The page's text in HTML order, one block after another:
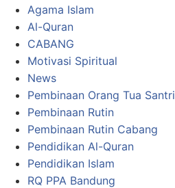
Agama Islam
Al-Quran
CABANG
Motivasi Spiritual
News
Pembinaan Orang Tua Santri
Pembinaan Rutin
Pembinaan Rutin Cabang
Pendidikan Al-Quran
Pendidikan Islam
RQ PPA Bandung